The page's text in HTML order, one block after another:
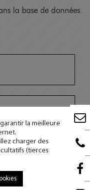
la base de données.
la meilleure
charger des
(tierces